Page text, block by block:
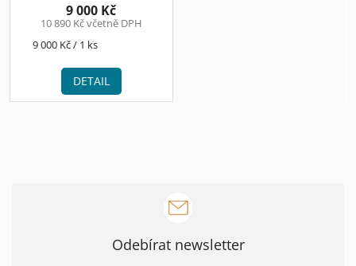
10 890 Kč včetně DPH
9 000 Kč
Měrná
9 000 Kč / 1 ks
DETAIL
Odebírat newsletter